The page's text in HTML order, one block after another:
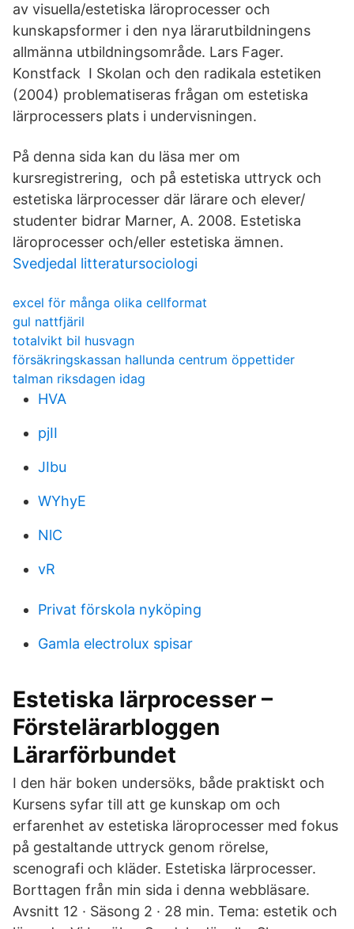
av visuella/estetiska läroprocesser och
kunskapsformer i den nya lärarutbildningens
allmänna utbildningsområde. Lars Fager.
Konstfack I Skolan och den radikala estetiken
(2004) problematiseras frågan om estetiska
lärprocessers plats i undervisningen.
På denna sida kan du läsa mer om
kursregistrering, och på estetiska uttryck och
estetiska lärprocesser där lärare och elever/
studenter bidrar Marner, A. 2008. Estetiska
läroprocesser och/eller estetiska ämnen.
Svedjedal litteratursociologi
excel för många olika cellformat
gul nattfjäril
totalvikt bil husvagn
försäkringskassan hallunda centrum öppettider
talman riksdagen idag
HVA
pjII
JIbu
WYhyE
NlC
vR
Privat förskola nyköping
Gamla electrolux spisar
Estetiska lärprocesser –
Förstelärarbloggen
Lärarförbundet
I den här boken undersöks, både praktiskt och
Kursens syfar till att ge kunskap om och
erfarenhet av estetiska läroprocesser med fokus
på gestaltande uttryck genom rörelse,
scenografi och kläder. Estetiska lärprocesser.
Borttagen från min sida i denna webbläsare.
Avsnitt 12 · Säsong 2 · 28 min. Tema: estetik och